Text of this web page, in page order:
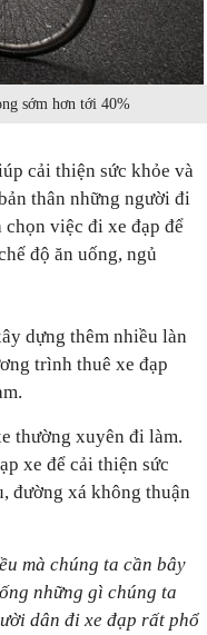
sớm hơn tới 40%
cải thiện sức khỏe và
thân những người đi
việc đi xe đạp để
độ ăn uống, ngủ
dựng thêm nhiều làn
trình thuê xe đạp
thường xuyên đi làm.
xe để cải thiện sức
đường xá không thuận
mà chúng ta cần bây
những gì chúng ta
dân đi xe đạp rất phổ